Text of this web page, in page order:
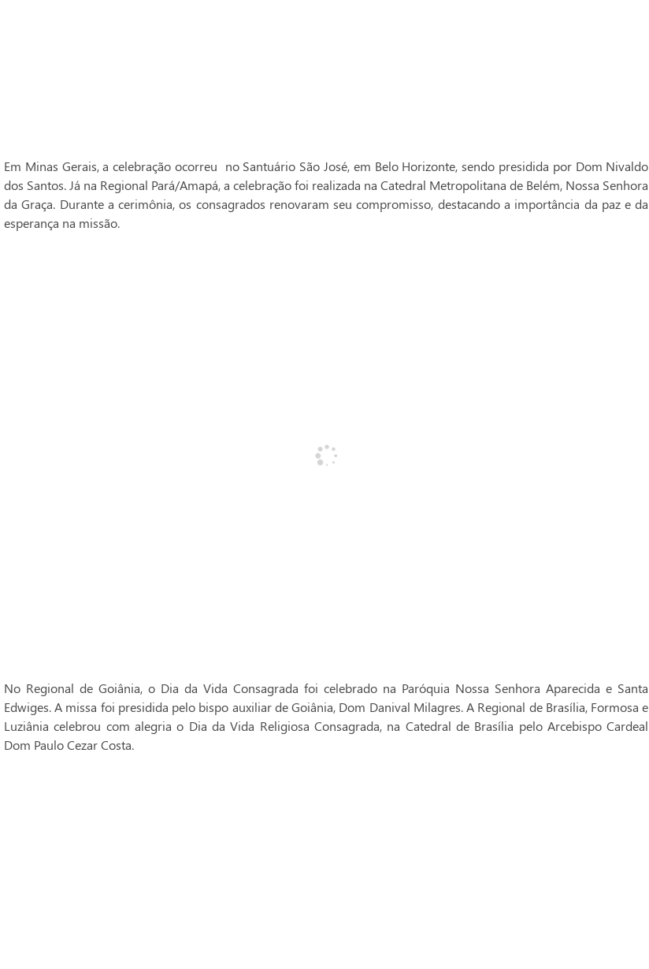
Em Minas Gerais, a celebração ocorreu no Santuário São José, em Belo Horizonte, sendo presidida por Dom Nivaldo
dos Santos. Já na Regional Pará/Amapá, a celebração foi realizada na Catedral Metropolitana de Belém, Nossa Senhora
da Graça. Durante a cerimônia, os consagrados renovaram seu compromisso, destacando a importância da paz e da
esperança na missão.
No Regional de Goiânia, o Dia da Vida Consagrada foi celebrado na Paróquia Nossa Senhora Aparecida e Santa
Edwiges. A missa foi presidida pelo bispo auxiliar de Goiânia, Dom Danival Milagres. A Regional de Brasília, Formosa e
Luziânia celebrou com alegria o Dia da Vida Religiosa Consagrada, na Catedral de Brasília pelo Arcebispo Cardeal
Dom Paulo Cezar Costa.